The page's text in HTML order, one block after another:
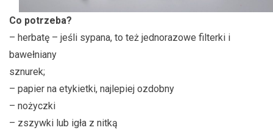
Co potrzeba?
– herbatę – jeśli sypana, to też jednorazowe filterki i
bawełniany
sznurek;
– papier na etykietki, najlepiej ozdobny
– nożyczki
– zszywki lub igła z nitką